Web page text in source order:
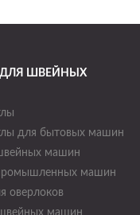
ДЛЯ ШВЕЙНЫХ
для бытовых машин
машин
машин
оверлоков
машин